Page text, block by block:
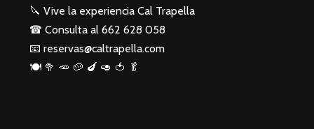
🔪 Vive la experiencia Cal Trapella
☎️ Consulta al 662 628 058
📧 reservas@caltrapella.com
🍽 🥦 🥕 🥔 🍆 🥑 🍅 🥬